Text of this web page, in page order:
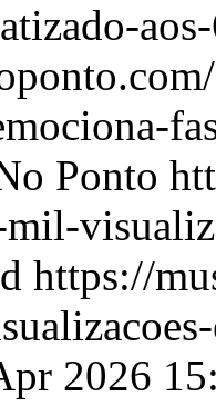
Ponto
https://
2026